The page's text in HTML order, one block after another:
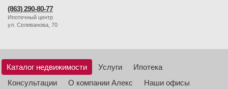
(863) 290-80-77
Ипотечный центр
ул. Селиванова, 70
Каталог недвижимости Услуги
Ипотека
Консультации
О компании Алекс Наши офисы